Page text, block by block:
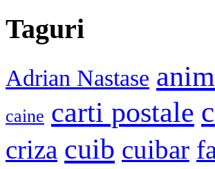
Taguri
Adrian Nastase
caine carti postale
criza cuib cuibar